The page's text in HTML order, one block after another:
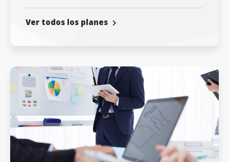
Ver todos los planes